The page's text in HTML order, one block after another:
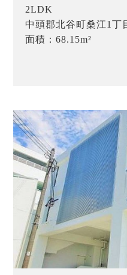
2LDK
中頭郡北谷町桑江1丁
面積：68.15m²